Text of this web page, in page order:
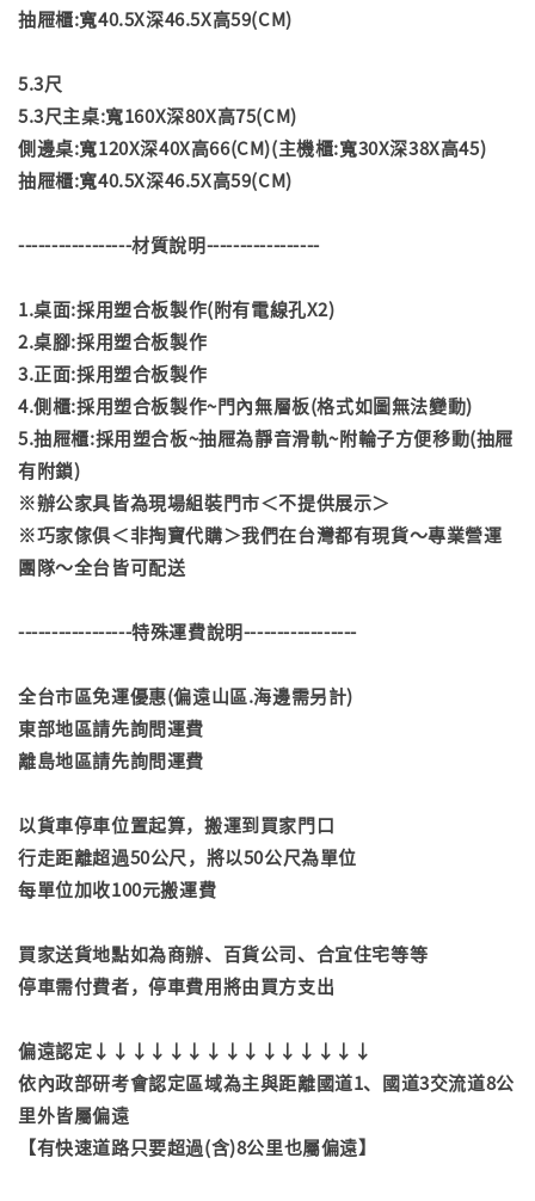
抽屜櫃:寬40.5X深46.5X高59(CM)
5.3尺
5.3尺主桌:寬160X深80X高75(CM)
側邊桌:寬120X深40X高66(CM)(主機櫃:寬30X深38X高45)
抽屜櫃:寬40.5X深46.5X高59(CM)
-----------------材質說明-----------------
1.桌面:採用塑合板製作(附有電線孔X2)
2.桌腳:採用塑合板製作
3.正面:採用塑合板製作
4.側櫃:採用塑合板製作~門內無層板(格式如圖無法變動)
5.抽屜櫃:採用塑合板~抽屜為靜音滑軌~附輪子方便移動(抽屜
有附鎖)
※辦公家具皆為現場組裝門市＜不提供展示＞
※巧家傢俱＜非掏寶代購＞我們在台灣都有現貨～專業營運
團隊～全台皆可配送
-----------------特殊運費說明-----------------
全台市區免運優惠(偏遠山區.海邊需另計)
東部地區請先詢問運費
離島地區請先詢問運費
以貨車停車位置起算，搬運到買家門口
行走距離超過50公尺，將以50公尺為單位
每單位加收100元搬運費
買家送貨地點如為商辦、百貨公司、合宜住宅等等
停車需付費者，停車費用將由買方支出
偏遠認定↓↓↓↓↓↓↓↓↓↓↓↓↓↓↓
依內政部研考會認定區域為主與距離國道1、國道3交流道8公
里外皆屬偏遠
【有快速道路只要超過(含)8公里也屬偏遠】